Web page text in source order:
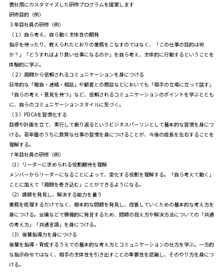
貴社用にカスタマイズした研修プログラムを提案します
研修目的（例）
３年目社員の研修（例）
（１）自ら考え、自ら動く主体性の開発
指示を待ったり、教えられたとおりの業務をこなすのではなく、「この仕事の目的は何
か？」「どうすればより良い仕事になるのか」を自ら考え、主体的に行動するということを
体験的に学ぶ。
（２）周囲から信頼されるコミュニケーションを身につける
日常的な「報告・連絡・相談」や顧客との商談などにおいても「相手の立場に立って話す」
「自らの考え・意見を持つ」など、信頼されるコミュニケーションのポイントを学ぶととも
に、自らのコミュニケーションスタイルに気づく。
（３）PDCAを習慣化する
目標や計画を立て、実行して振り返るというビジネスパーソンとして基本的な習慣を身につ
ける。若年層のうちに良質な仕事の習慣を身につけることが、今後の成長を左右することを
理解する。
７年目社員の研修（例）
（1）リーダーに求められる役割期待を理解
メンバーからリーダーになることによって、変化する役割を理解する。「自ら考えて動く」
ことに加えて「周囲を巻き込む」ことができるようになる。
（2）課題を発見し、解決する能力を養う
業務を処理するだけでなく、根本的な問題を発見し、改善していくための基本的な考え方を
身につける。会議などで積極的に発言するため、問題の捉え方や解決方法についての「共通
の考え方」「共通言語」を身につける。
（3）後輩指導力を身につける
後輩を指導・育成するうえでの基本的な考え方とコミュニケーションの仕方を学ぶ。一方的
な指示命令ではなく、相手の主体性を引き出すことの重要性を認識し、そのやり方を身につ
ける。